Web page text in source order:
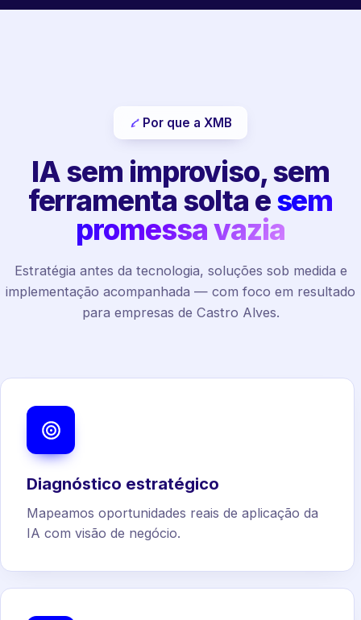
Por que a XMB
IA sem improviso, sem
ferramenta solta esem
promessa vazia
Estratégia antes da tecnologia, soluções sob medida e
implementação acompanhada — com foco em resultado
para empresas de Castro Alves.
Diagnóstico estratégico
Mapeamos oportunidades reais de aplicação da
IA com visão de negócio.